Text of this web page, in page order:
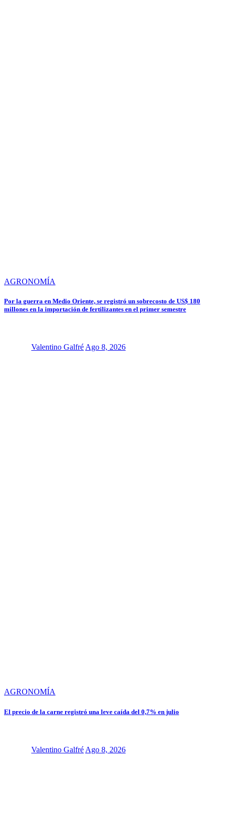
AGRONOMÍA
Por la guerra en Medio Oriente, se registró un sobrecosto de US$ 180
millones en la importación de fertilizantes en el primer semestre
Valentino Galfré Ago 8, 2026
AGRONOMÍA
El precio de la carne registró una leve caída del 0,7% en julio
Valentino Galfré Ago 8, 2026